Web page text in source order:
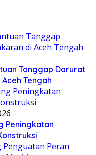
Tanggap Darurat
Tengah
Peningkatan